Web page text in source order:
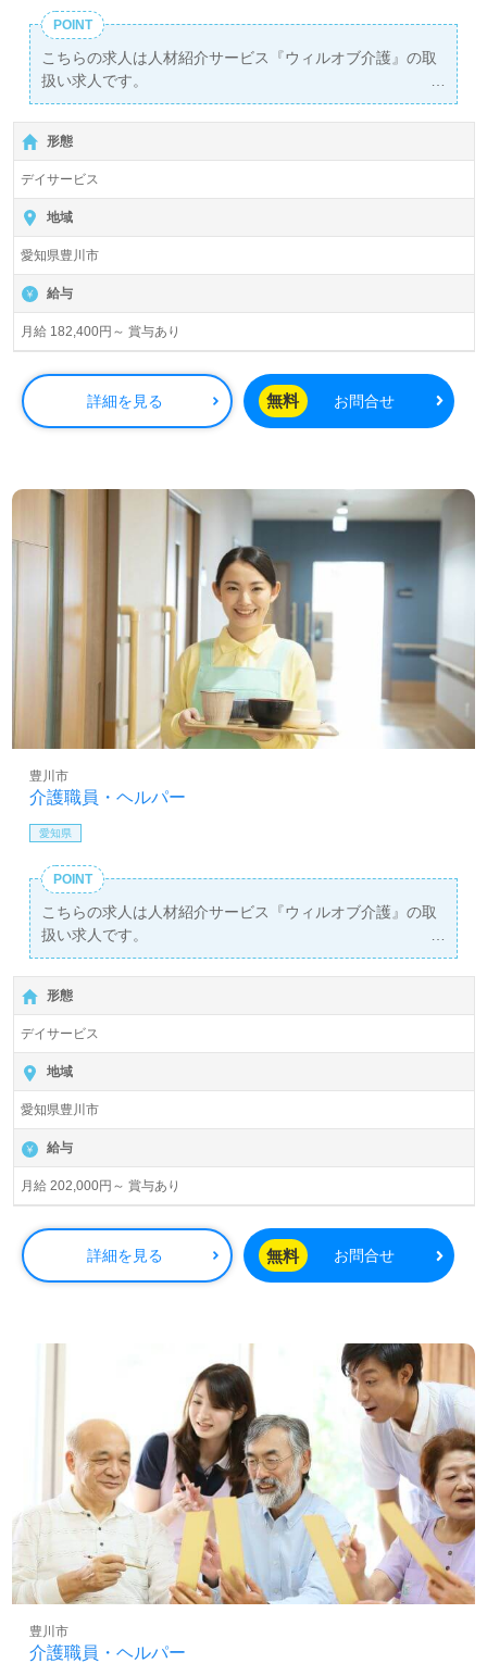
POINT
こちらの求人は人材紹介サービス『ウィルオブ介護』の取
扱い求人です。
詳細に関してお気軽にご相談ください♪
【無料】で皆さんの転職活動をサポートいたします。
形態
デイサービス
地域
愛知県豊川市
給与
月給 182,400円～ 賞与あり
詳細を見る 無料 お問合せ
介護職員・ヘルパー
豊川市
愛知県
POINT
こちらの求人は人材紹介サービス『ウィルオブ介護』の取
扱い求人です。
詳細に関してお気軽にご相談ください♪
【無料】で皆さんの転職活動をサポートいたします。
形態
デイサービス
地域
愛知県豊川市
給与
月給 202,000円～ 賞与あり
詳細を見る 無料 お問合せ
介護職員・ヘルパー
豊川市